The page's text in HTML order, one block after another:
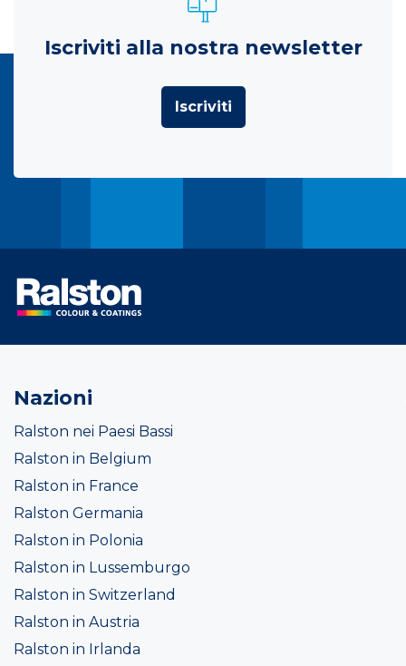
Iscriviti alla nostra newsletter
Iscriviti
Nazioni
Ralston nei Paesi Bassi
Ralston in Belgium
Ralston in France
Ralston Germania
Ralston in Polonia
Ralston in Lussemburgo
Ralston in Switzerland
Ralston in Austria
Ralston in Irlanda